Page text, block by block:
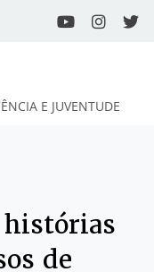
E JUVENTUDE
histórias
de